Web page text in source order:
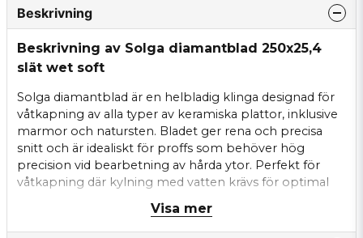
Beskrivning
Beskrivning av Solga diamantblad 250x25,4
slät wet soft
Solga diamantblad är en helbladig klinga designad för
våtkapning av alla typer av keramiska plattor, inklusive
marmor och natursten. Bladet ger rena och precisa
snitt och är idealiskt för proffs som behöver hög
precision vid bearbetning av hårda ytor. Perfekt för
våtkapning där kylning med vatten krävs för optimal
livslängd och kvalitet på snittet.
Egenskaper:
Visa mer